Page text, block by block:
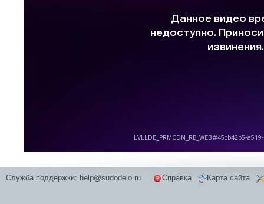
Служба поддержки: help@sudodelo.ru Справка Карта сайта